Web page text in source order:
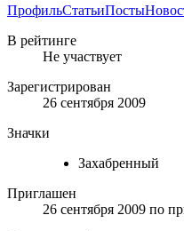
ПрофильСтатьиПосты
В рейтинге
Не участвует
Зарегистрирован
26 сентября 2009
Значки
Захабренный
Приглашен
26 сентября 2009 по